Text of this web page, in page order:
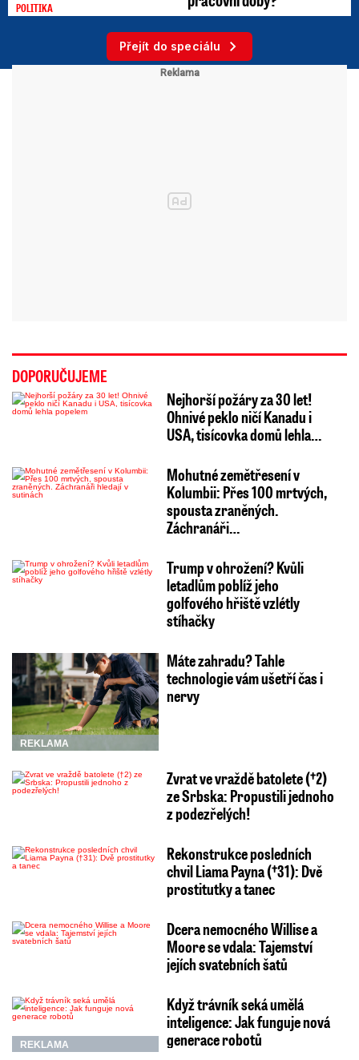
POLITIKA
Přejít do speciálu
DOPORUČUJEME
Nejhorší požáry za 30 let!
Ohnivé peklo ničí Kanadu i
USA, tisícovka domů lehla…
Mohutné zemětřesení v
Kolumbii: Přes 100 mrtvých,
spousta zraněných.
Záchranáři…
Trump v ohrožení? Kvůli
letadlům poblíž jeho
golfového hřiště vzlétly
stíhačky
REKLAMA
Máte zahradu? Tahle
technologie vám ušetří čas i
nervy
Zvrat ve vraždě batolete (†2)
ze Srbska: Propustili jednoho
z podezřelých!
Rekonstrukce posledních
chvil Liama Payna (†31): Dvě
prostitutky a tanec
Dcera nemocného Willise a
Moore se vdala: Tajemství
jejích svatebních šatů
REKLAMA
Když trávník seká umělá
inteligence: Jak funguje nová
generace robotů